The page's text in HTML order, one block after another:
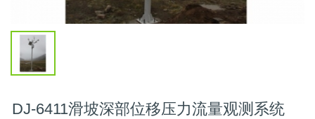
DJ-6411滑坡深部位移压力流量观测系统